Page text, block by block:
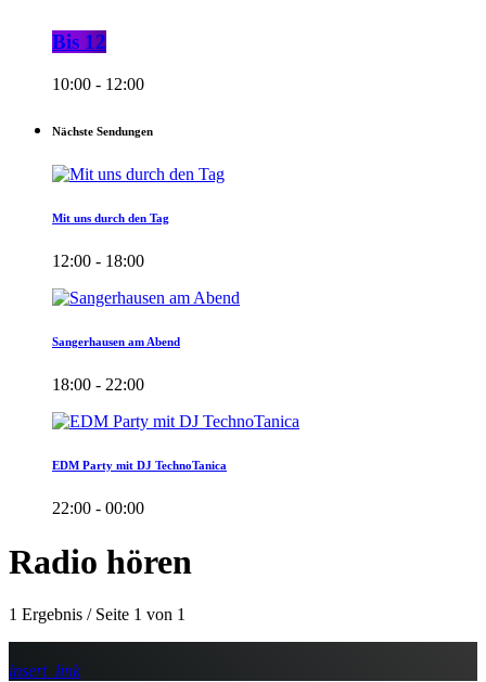
Bis 12
10:00 - 12:00
Nächste Sendungen
Mit uns durch den Tag
12:00 - 18:00
Sangerhausen am Abend
18:00 - 22:00
EDM Party mit DJ TechnoTanica
22:00 - 00:00
Radio hören
1 Ergebnis / Seite 1 von 1
insert_link